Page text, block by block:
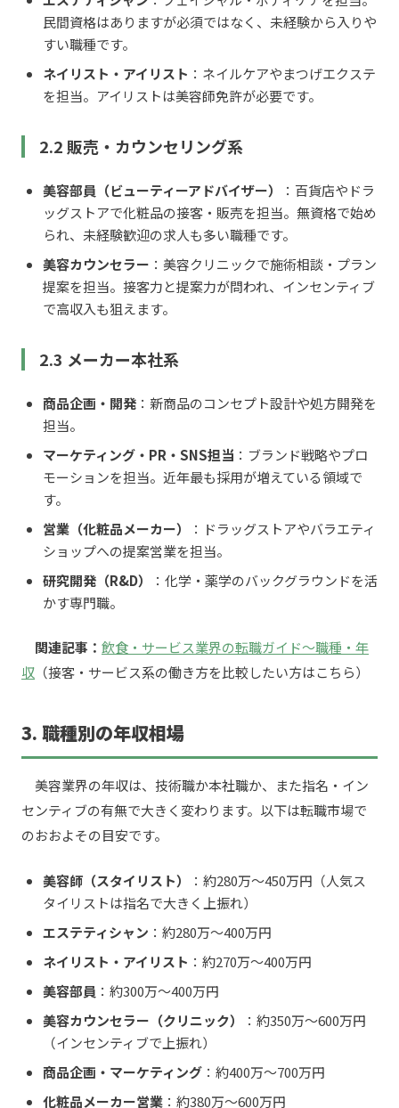
民間資格はありますが必須ではなく、未経験から入りや
すい職種です。
ネイリスト・アイリスト ：ネイルケアやまつげエクステ
を担当。アイリストは美容師免許が必要です。
2.2 販売・カウンセリング系
美容部員（ビューティーアドバイザー）
：百貨店やドラ
ッグストアで化粧品の接客・販売を担当。無資格で始め
られ、未経験歓迎の求人も多い職種です。
美容カウンセラー ：美容クリニックで施術相談・プラン
提案を担当。接客力と提案力が問われ、インセンティブ
で高収入も狙えます。
2.3 メーカー本社系
商品企画・開発 ：新商品のコンセプト設計や処方開発を
担当。
マーケティング・PR・SNS担当 ：ブランド戦略やプロ
モーションを担当。近年最も採用が増えている領域で
す。
営業（化粧品メーカー）
：ドラッグストアやバラエティ
ショップへの提案営業を担当。
研究開発（R&D）
：化学・薬学のバックグラウンドを活
かす専門職。
関連記事： 飲食・サービス業界の転職ガイド〜職種・年
収 （接客・サービス系の働き方を比較したい方はこちら）
3. 職種別の年収相場
美容業界の年収は、技術職か本社職か、また指名・イン
センティブの有無で大きく変わります。以下は転職市場で
のおおよその目安です。
美容師（スタイリスト）
：約280万〜450万円（人気ス
タイリストは指名で大きく上振れ）
エステティシャン ：約280万〜400万円
ネイリスト・アイリスト ：約270万〜400万円
美容部員 ：約300万〜400万円
美容カウンセラー（クリニック）
：約350万〜600万円
（インセンティブで上振れ）
商品企画・マーケティング ：約400万〜700万円
化粧品メーカー営業 ：約380万〜600万円